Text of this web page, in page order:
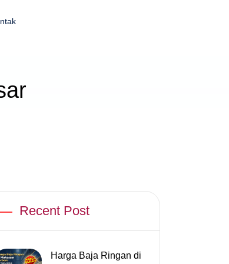
Recent Post
Harga Baja Ringan di